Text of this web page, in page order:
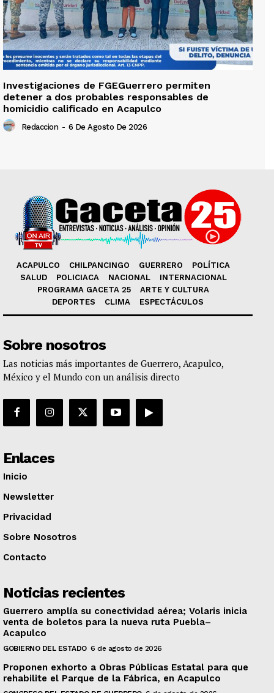
Investigaciones de FGEGuerrero permiten
detener a dos probables responsables de
homicidio calificado en Acapulco
Redaccion - 6 De Agosto De 2026
ACAPULCO CHILPANCINGO GUERRERO
POLÍTICA
SALUD
POLICIACA NACIONAL
INTERNACIONAL
PROGRAMA GACETA 25
ARTE Y CULTURA
DEPORTES
CLIMA ESPECTÁCULOS
Sobre nosotros
Las noticias más importantes de Guerrero, Acapulco,
México y el Mundo con un análisis directo
Enlaces
Inicio
Newsletter
Privacidad
Sobre Nosotros
Contacto
Noticias recientes
Guerrero amplía su conectividad aérea; Volaris inicia
venta de boletos para la nueva ruta Puebla–
Acapulco
GOBIERNO DEL ESTADO 6 de agosto de 2026
Proponen exhorto a Obras Públicas Estatal para que
rehabilite el Parque de la Fábrica, en Acapulco